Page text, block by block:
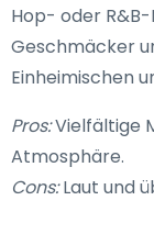
Hop- oder
Geschmäcker
Einheimischen
Pros:Vielfältige
Atmosphäre.
Cons:Laut und